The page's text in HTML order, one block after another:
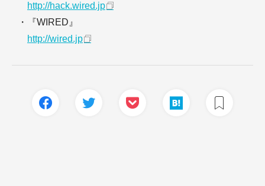
http://hack.wired.jp
・『WIRED』
http://wired.jp